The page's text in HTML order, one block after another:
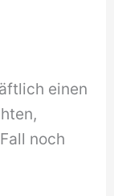
einen
noch